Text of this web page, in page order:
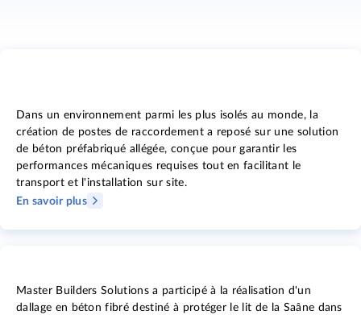
Dans un environnement parmi les plus isolés au monde, la
création de postes de raccordement a reposé sur une solution
de béton préfabriqué allégée, conçue pour garantir les
performances mécaniques requises tout en facilitant le
transport et l'installation sur site.
En savoir plus
Master Builders Solutions a participé à la réalisation d'un
dallage en béton fibré destiné à protéger le lit de la Saâne dans